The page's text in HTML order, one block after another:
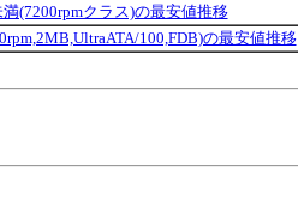
(7200rpmクラス)の最安値推移
100,FDB)の最安値推移